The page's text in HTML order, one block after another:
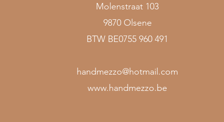
Molenstraat 103
9870 Olsene
BTW BE0755 960 491
handmezzo@hotmail.com
www.handmezzo.be